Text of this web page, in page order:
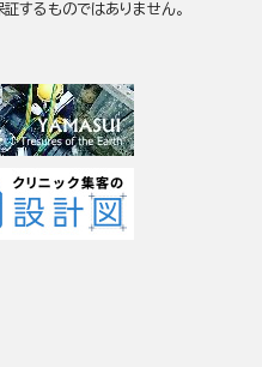
するものではありません。